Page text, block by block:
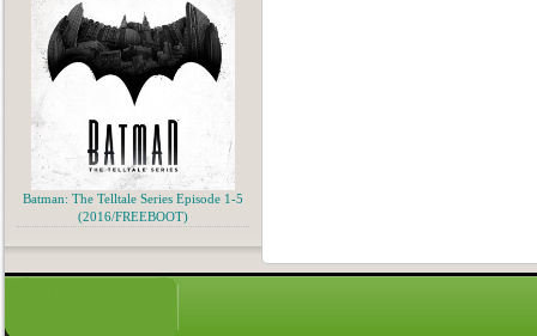
Batman: The Telltale Series Episode 1-5
(2016/FREEBOOT)